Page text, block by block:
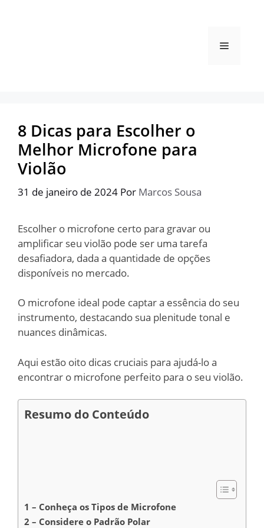
Menu
8 Dicas para Escolher o
Melhor Microfone para
Violão
31 de janeiro de 2024 Por Marcos Sousa
Escolher o microfone certo para gravar ou
amplificar seu violão pode ser uma tarefa
desafiadora, dada a quantidade de opções
disponíveis no mercado.
O microfone ideal pode captar a essência do seu
instrumento, destacando sua plenitude tonal e
nuances dinâmicas.
Aqui estão oito dicas cruciais para ajudá-lo a
encontrar o microfone perfeito para o seu violão.
Resumo do Conteúdo
1 – Conheça os Tipos de Microfone
2 – Considere o Padrão Polar